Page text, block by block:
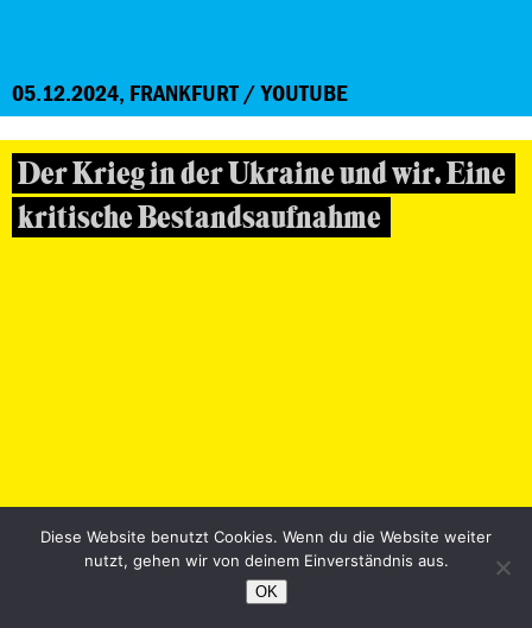
05.12.2024, FRANKFURT / YOUTUBE
Der Krieg in der Ukraine und wir. Eine
kritische Bestandsaufnahme
29.11.2024, FRANKFURT / YOUTUBE
Fortschritt oder Rückschritt?
Diese Website benutzt Cookies. Wenn du die Website weiter
nutzt, gehen wir von deinem Einverständnis aus.
OK